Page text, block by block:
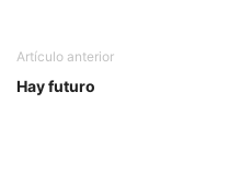
Artículo anterior
Hay futuro